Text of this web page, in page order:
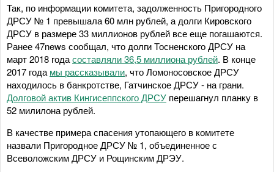
Так, по информации комитета, задолженность Пригородного
ДРСУ № 1 превышала 60 млн рублей, а долги Кировского
ДРСУ в размере 33 миллионов рублей все еще погашаются.
Ранее 47news сообщал, что долги Тосненского ДРСУ на
март 2018 годасоставляли 36,5 миллиона рублей. В конце
2017 года мы рассказывали, что Ломоносовское ДРСУ
находилось в банкротстве, Гатчинское ДРСУ - на грани.
Долговой актив Кингисеппского ДРСУ перешагнул планку в
52 милилона рублей.
В качестве примера спасения утопающего в комитете
назвали Пригородное ДРСУ № 1, объединенное с
Всеволожским ДРСУ и Рощинским ДРЭУ.